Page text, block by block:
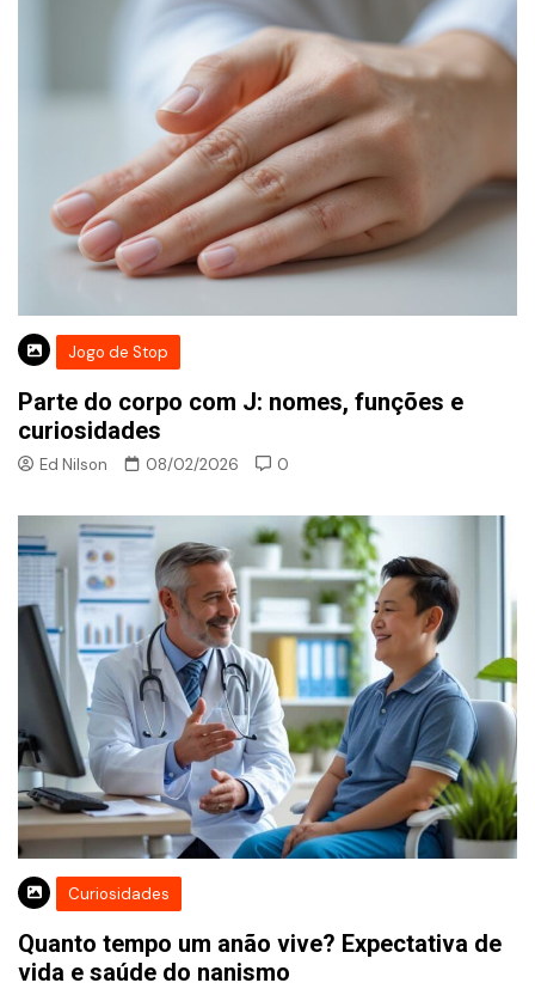
Jogo de Stop
Parte do corpo com J: nomes, funções e
curiosidades
Ed Nilson 08/02/2026 0
Curiosidades
Quanto tempo um anão vive? Expectativa de
vida e saúde do nanismo